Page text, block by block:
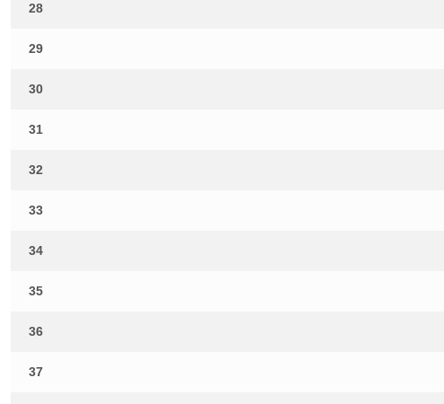
28
29
30
31
32
33
34
35
36
37